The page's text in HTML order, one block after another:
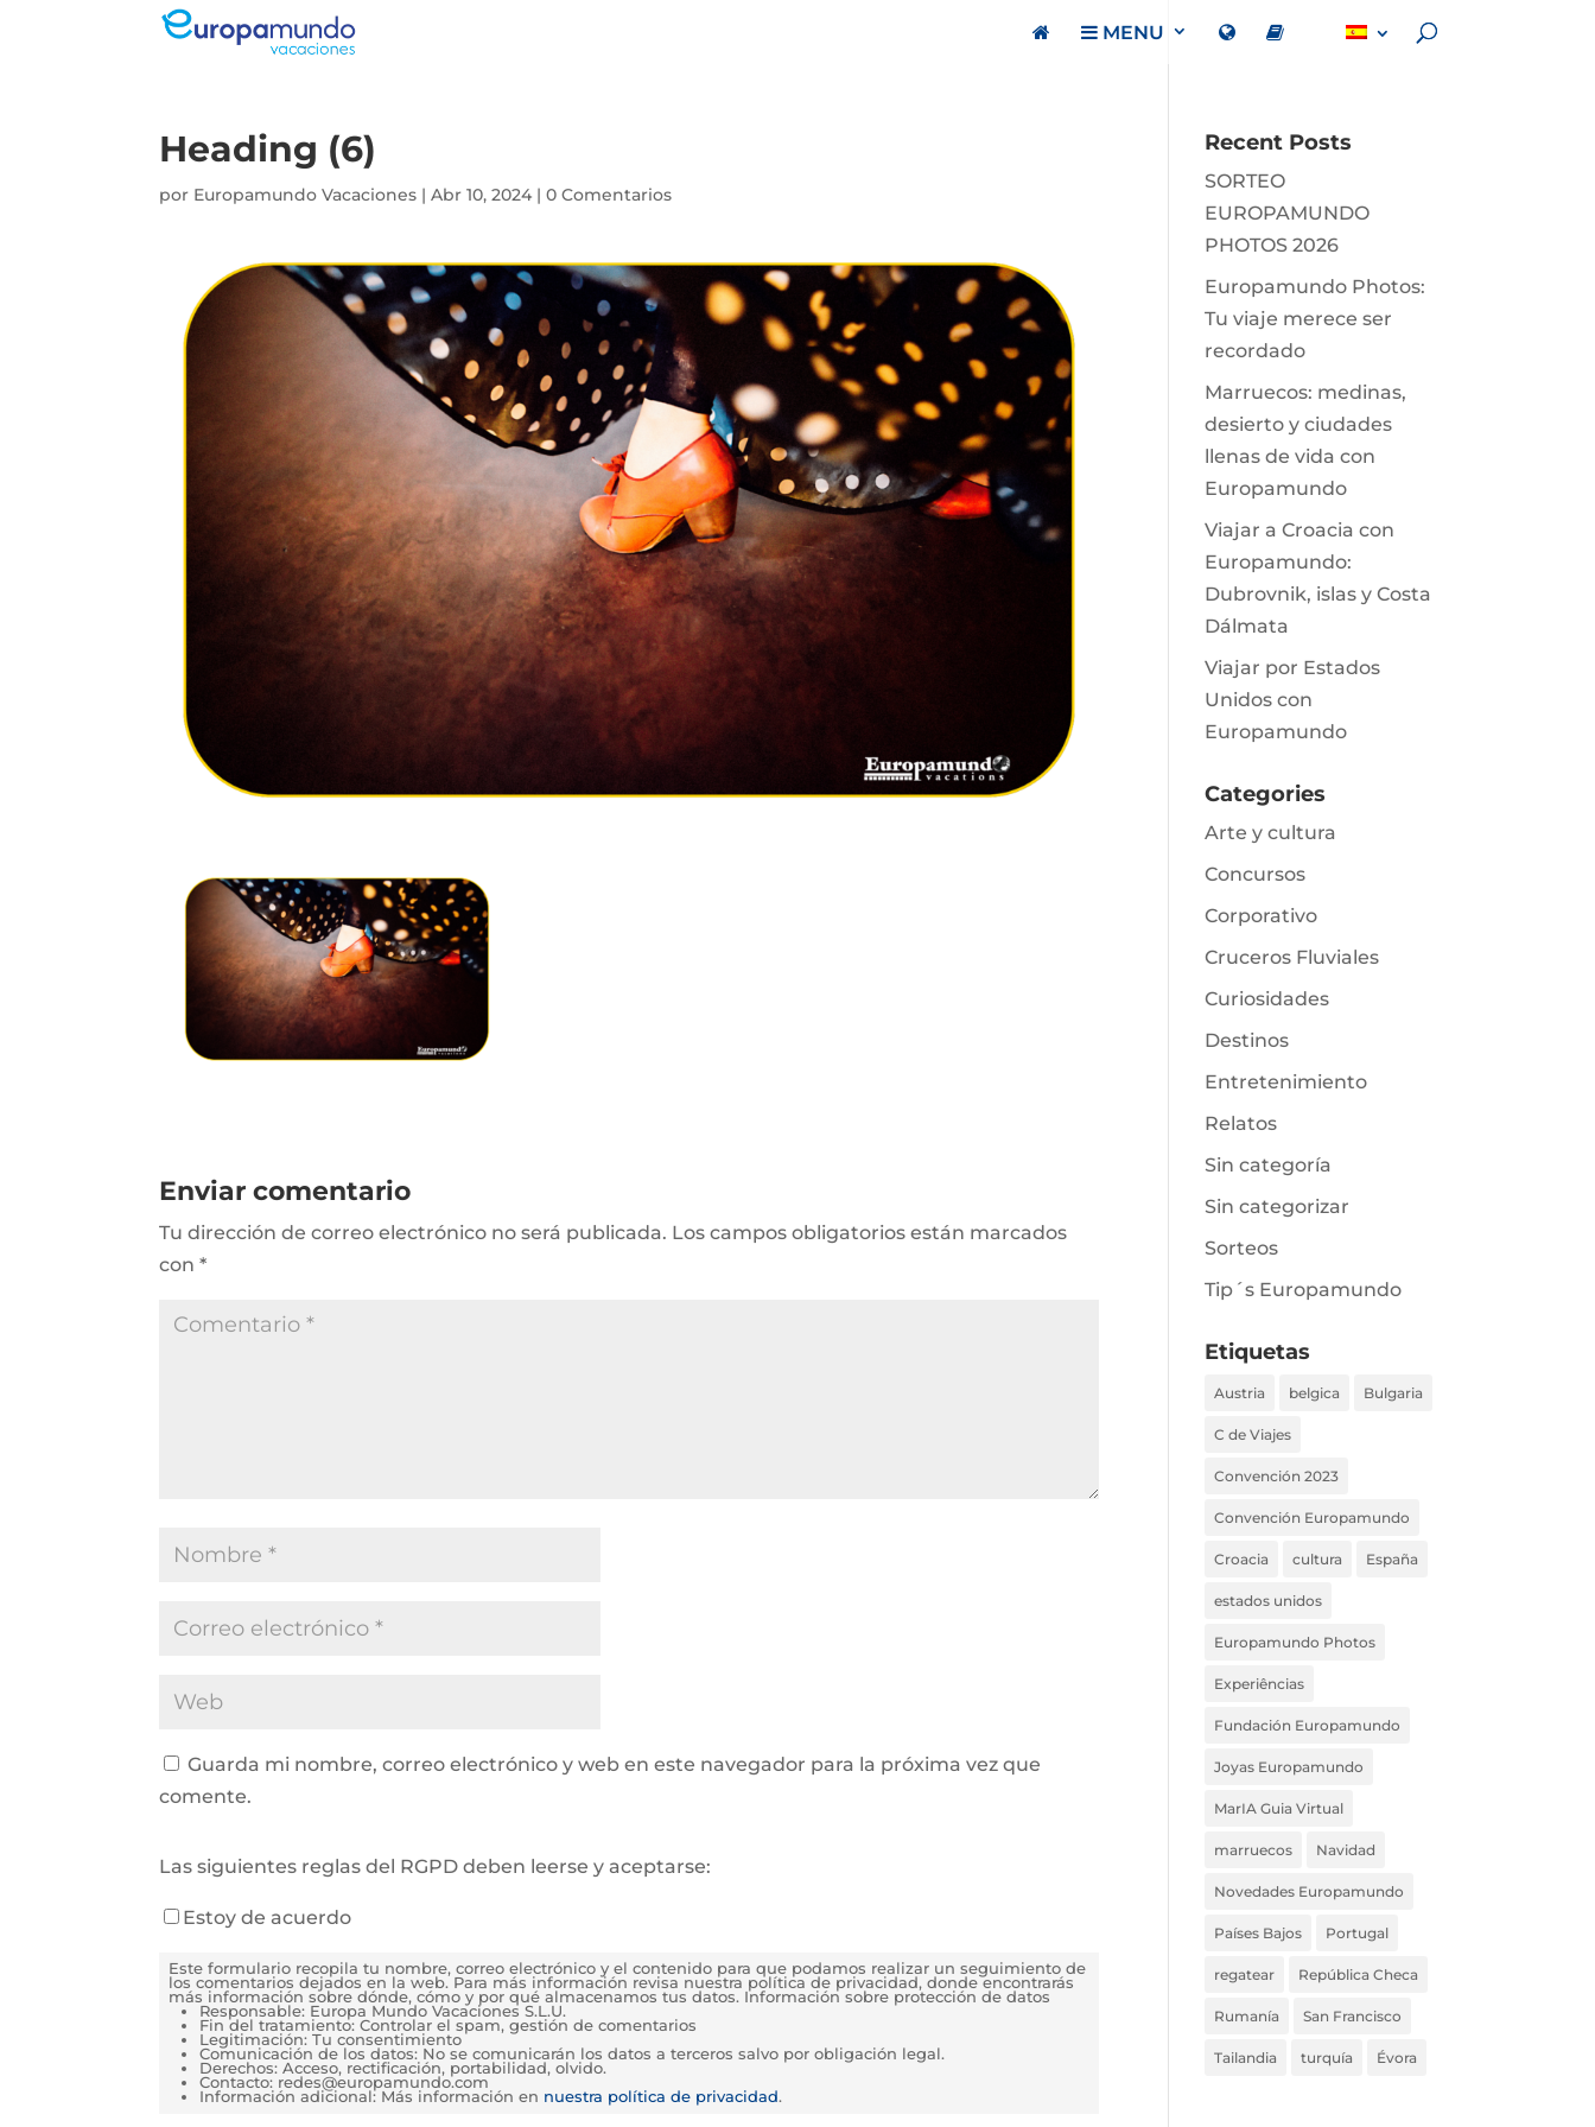
MENU
Heading (6)
por Europamundo Vacaciones |Abr 10, 2024 |0 Comentarios
Enviar comentario
Tu dirección de correo electrónico no será publicada. Los campos obligatorios están marcados
con*
Guarda mi nombre, correo electrónico y web en este navegador para la próxima vez que
comente.
Las siguientes reglas del RGPD deben leerse y aceptarse:
Estoy de acuerdo
Este formulario recopila tu nombre, correo electrónico y el contenido para que podamos realizar un seguimiento de
los comentarios dejados en la web. Para más información revisa nuestra política de privacidad, donde encontrarás
más información sobre dónde, cómo y por qué almacenamos tus datos. Información sobre protección de datos
Responsable: Europa Mundo Vacaciones S.L.U.
Fin del tratamiento: Controlar el spam, gestión de comentarios
Legitimación: Tu consentimiento
Comunicación de los datos: No se comunicarán los datos a terceros salvo por obligación legal.
Derechos: Acceso, rectificación, portabilidad, olvido.
Contacto: redes@europamundo.com
Información adicional: Más información en nuestra política de privacidad.
Recent Posts
SORTEO
EUROPAMUNDO
PHOTOS 2026
Europamundo Photos:
Tu viaje merece ser
recordado
Marruecos: medinas,
desierto y ciudades
llenas de vida con
Europamundo
Viajar a Croacia con
Europamundo:
Dubrovnik, islas y Costa
Dálmata
Viajar por Estados
Unidos con
Europamundo
Categories
Arte y cultura
Concursos
Corporativo
Cruceros Fluviales
Curiosidades
Destinos
Entretenimiento
Relatos
Sin categoría
Sin categorizar
Sorteos
Tip´s Europamundo
Etiquetas
Austria belgica Bulgaria
C de Viajes
Convención 2023
Convención Europamundo
Croacia cultura España
estados unidos
Europamundo Photos
Experiências
Fundación Europamundo
Joyas Europamundo
MarIA Guia Virtual
marruecos Navidad
Novedades Europamundo
Países Bajos Portugal
regatear República Checa
Rumanía San Francisco
Tailandia turquía Évora